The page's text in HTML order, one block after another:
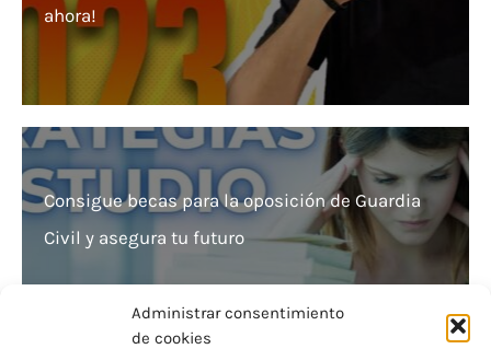
Administrar consentimiento
de cookies
ahora!
Consigue becas para la oposición de Guardia
Civil y asegura tu futuro